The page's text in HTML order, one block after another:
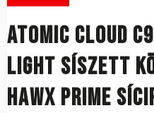
ATOMIC Cloud
Light síszett
Hawx Prime